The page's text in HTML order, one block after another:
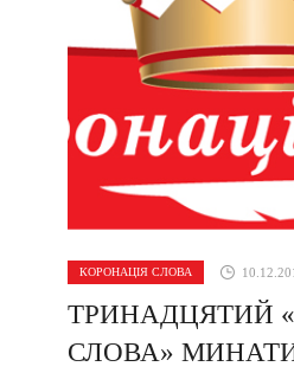
КОРОНАЦІЯ СЛОВА
ТРИНАДЦЯТИЙ
СЛОВА»